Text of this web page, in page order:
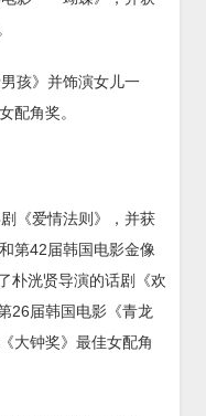
孩》并饰演女儿一
配角奖。
《爱情法则》，并获
第42届韩国电影金像
朴洸贤导演的话剧《欢
26届韩国电影《青龙
大钟奖》最佳女配角